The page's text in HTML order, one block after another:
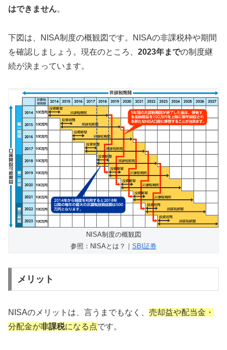
はできません。
下図は、NISA制度の概観図です。NISAの非課税枠や期間
を確認しましょう。現在のところ、 2023年までの制度継
続が決まっています。
NISA制度の概観図
参照：NISAとは？｜ SBI証券
メリット
NISAのメリットは、言うまでもなく、 売却益や配当金・
分配金が非課税になる点です。